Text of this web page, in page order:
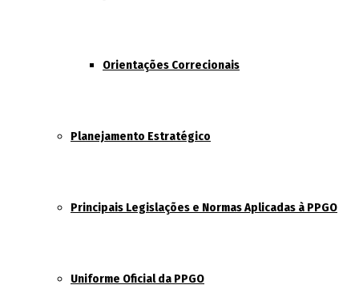
Orientações Correcionais
Planejamento Estratégico
Principais Legislações e Normas Aplicadas à PPGO
Uniforme Oficial da PPGO